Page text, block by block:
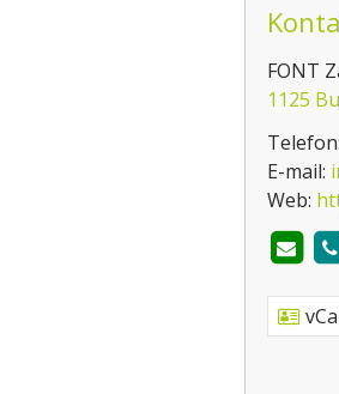
FONT
1125
Telefon:
E-mail:
Web: